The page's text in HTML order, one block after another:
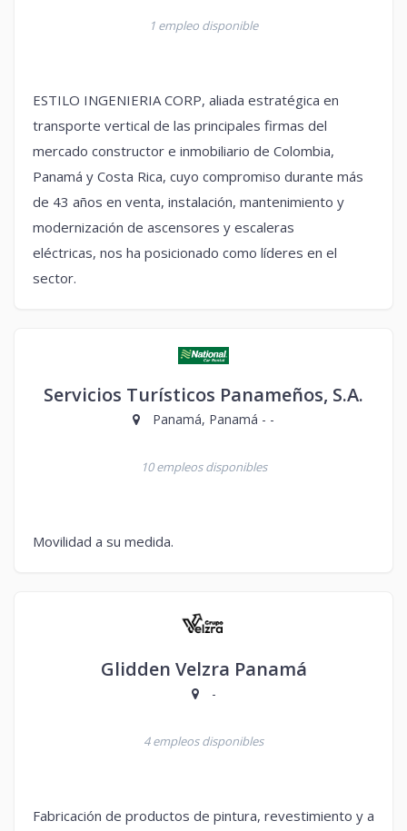
1 empleo disponible
ESTILO INGENIERIA CORP, aliada estratégica en
transporte vertical de las principales firmas del
mercado constructor e inmobiliario de Colombia,
Panamá y Costa Rica, cuyo compromiso durante más
de 43 años en venta, instalación, mantenimiento y
modernización de ascensores y escaleras
eléctricas, nos ha posicionado como líderes en el
sector.
Servicios Turísticos Panameños, S.A.
Panamá, Panamá - -
10 empleos disponibles
Movilidad a su medida.
Glidden Velzra Panamá
-
4 empleos disponibles
Fabricación de productos de pintura, revestimiento y a